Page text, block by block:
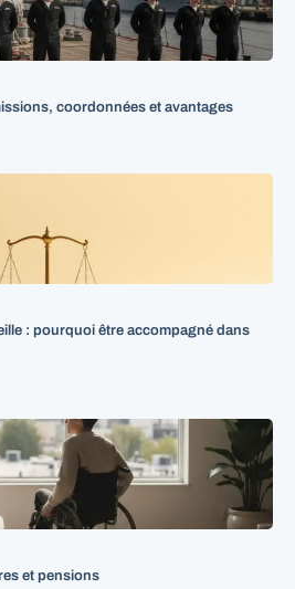
coordonnées et avantages
: pourquoi être accompagné dans
et pensions